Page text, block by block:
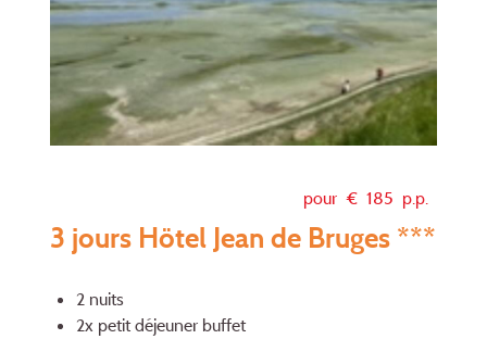
pour € 185 p.p.
3 jours Hötel Jean de Bruges ***
2 nuits
2x petit déjeuner buffet